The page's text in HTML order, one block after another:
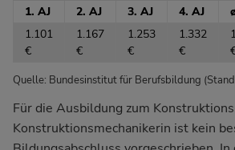
1. AJ
2. AJ 3. AJ 4. AJ
1.101
€
1.167
€
1.253
€
1.332
€
Quelle: Bundesinstitut für Berufsbildung
Für die Ausbildung zum
Konstruktionsmechanikerin ist kein